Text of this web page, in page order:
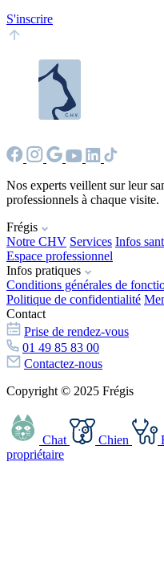
S'inscrire
Nos experts veillent sur leur
professionnels à chaque visite.
Frégis
Notre CHV Services Infos
Espace professionnel
Infos pratiques
Conditions générales de
Politique de confidentialité
Contact
Prise de rendez-vous
01 49 85 83 00
Contactez-nous
Copyright © 2025 Frégis
Chat Chien
propriétaire